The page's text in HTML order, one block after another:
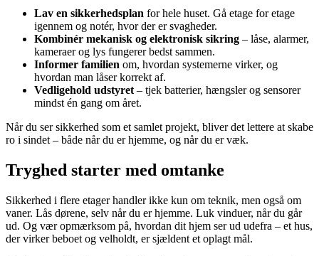
Lav en sikkerhedsplan for hele huset. Gå etage for etage
igennem og notér, hvor der er svagheder.
Kombinér mekanisk og elektronisk sikring – låse, alarmer,
kameraer og lys fungerer bedst sammen.
Informer familien om, hvordan systemerne virker, og
hvordan man låser korrekt af.
Vedligehold udstyret – tjek batterier, hængsler og sensorer
mindst én gang om året.
Når du ser sikkerhed som et samlet projekt, bliver det lettere at skabe
ro i sindet – både når du er hjemme, og når du er væk.
Tryghed starter med omtanke
Sikkerhed i flere etager handler ikke kun om teknik, men også om
vaner. Lås dørene, selv når du er hjemme. Luk vinduer, når du går
ud. Og vær opmærksom på, hvordan dit hjem ser ud udefra – et hus,
der virker beboet og velholdt, er sjældent et oplagt mål.